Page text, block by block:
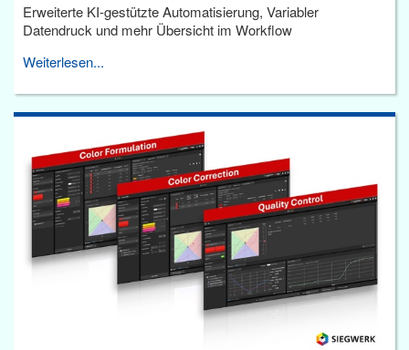
Erweiterte KI-gestützte Automatisierung, Variabler
Datendruck und mehr Übersicht im Workflow
Weiterlesen...